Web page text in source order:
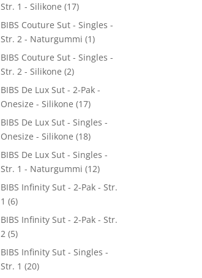
Str. 1 - Silikone (17)
BIBS Couture Sut - Singles -
Str. 2 - Naturgummi (1)
BIBS Couture Sut - Singles -
Str. 2 - Silikone (2)
BIBS De Lux Sut - 2-Pak -
Onesize - Silikone (17)
BIBS De Lux Sut - Singles -
Onesize - Silikone (18)
BIBS De Lux Sut - Singles -
Str. 1 - Naturgummi (12)
BIBS Infinity Sut - 2-Pak - Str.
1 (6)
BIBS Infinity Sut - 2-Pak - Str.
2 (5)
BIBS Infinity Sut - Singles -
Str. 1 (20)